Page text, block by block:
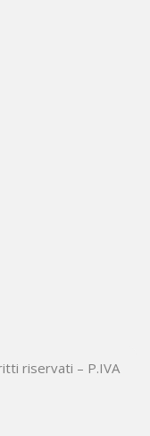
riservati – P.IVA